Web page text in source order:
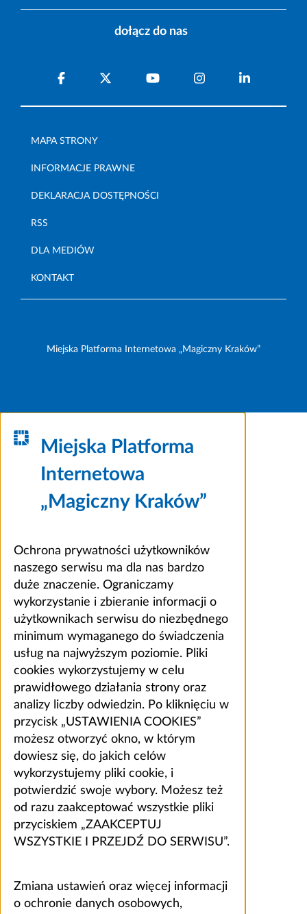
dołącz do nas
MAPA STRONY
INFORMACJE PRAWNE
DEKLARACJA DOSTĘPNOŚCI
RSS
DLA MEDIÓW
KONTAKT
Miejska Platforma Internetowa „Magiczny Kraków”
Miejska Platforma
Internetowa
„Magiczny Kraków”
Ochrona prywatności użytkowników
naszego serwisu ma dla nas bardzo
duże znaczenie. Ograniczamy
wykorzystanie i zbieranie informacji o
użytkownikach serwisu do niezbędnego
minimum wymaganego do świadczenia
usług na najwyższym poziomie. Pliki
cookies wykorzystujemy w celu
prawidłowego działania strony oraz
analizy liczby odwiedzin. Po kliknięciu w
przycisk „USTAWIENIA COOKIES”
możesz otworzyć okno, w którym
dowiesz się, do jakich celów
wykorzystujemy pliki cookie, i
potwierdzić swoje wybory. Możesz też
od razu zaakceptować wszystkie pliki
przyciskiem „ZAAKCEPTUJ
WSZYSTKIE I PRZEJDŹ DO SERWISU”.
Zmiana ustawień oraz więcej informacji
o ochronie danych osobowych,